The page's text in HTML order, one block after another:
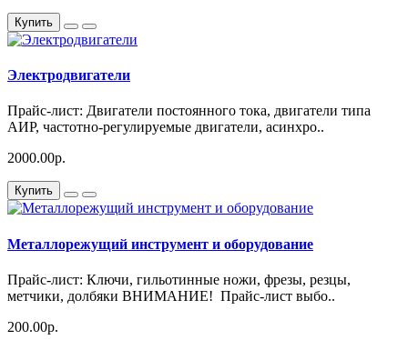
Купить
Электродвигатели
Прайс-лист: Двигатели постоянного тока, двигатели типа
АИР, частотно-регулируемые двигатели, асинхро..
2000.00р.
Купить
Металлорежущий инструмент и оборудование
Прайс-лист: Ключи, гильотинные ножи, фрезы, резцы,
метчики, долбяки ВНИМАНИЕ! Прайс-лист выбо..
200.00р.